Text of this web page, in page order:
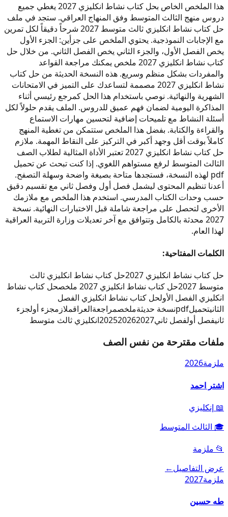
هذا الملخص الخاص بحل كتاب نشاط انكليزي 2027 يغطي جميع
دروس منهج الثالث المتوسط وفق المنهاج العراقي. ستجد في ملف
حل كتاب نشاط انكليزي ثالث متوسط 2027 شرحاً دقيقاً لكل تمرين
مع الإجابات النموذجية. يحتوي الملخص على جزأين: الجزء الأول
يخص الفصل الأول، والجزء الثاني يخص الفصل الثاني. من خلال حل
كتاب نشاط انكليزي 2027 ملخص يمكنك مراجعة القواعد
والمفردات بشكل منظم وسريع. هذه النسخة الحديثة من حل كتاب
نشاط انكليزي 2027 مصممة لتساعدك على التميز في الامتحانات
الشهرية والنهائية. نوصي باستخدام هذا الحل كمرجع رئيسي أثناء
المذاكرة اليومية لضمان فهم عميق للدروس. الملف يقدم حلولاً لكل
أسئلة النشاط مع تلميحات إضافية لتحسين مهارات الاستماع
والقراءة والكتابة. بفضل هذا الملخص ستتمكن من تغطية المنهج
كاملاً بوقت أقل وجهد أكبر في التركيز على النقاط المهمة. ملازم
حل كتاب نشاط انكليزي 2027 تعتبر الأداة المثالية لطلاب الصف
الثالث المتوسط لرفع مستواهم اللغوي. إذا كنت تبحث عن تحميل
pdf لهذه النسخة، فستجدها متاحة بصيغة واضحة وسهلة التصفح.
أعدنا تنظيم المحتوى ليشمل فصل أول وفصل ثاني مع تقسيم دقيق
حسب وحدات الكتاب المدرسي. استخدم هذا الملخص مع ملازمك
الأخرى لتحصل على مراجعة شاملة قبل الاختبارات النهائية. نسخة
2027 محدثة بالكامل وتتوافق مع آخر تعديلات وزارة التربية العراقية
لهذا العام.
الكلمات المفتاحية:
حل كتاب نشاط انكليزي 2027
حل كتاب نشاط انكليزي ثالث
متوسط 2027
حل كتاب نشاط انكليزي 2027 ملخص
حل كتاب نشاط
انكليزي الفصل الأولحل كتاب نشاط انكليزي الفصل
الثانيتحميلpdfنسخة حديثةملخصمراجعةالعراقملازمجزء أولجزء
ثانيفصل أولفصل ثاني 202520262027 انكليزي ثالث متوسط
ملفات مقترحة من نفس الصف
ملزمة2026
اشتر احمد
📖 إنكليزي
🎓 الثالث المتوسط
📂 ملزمة
عرض التفاصيل←
ملزمة2027
طه حسين